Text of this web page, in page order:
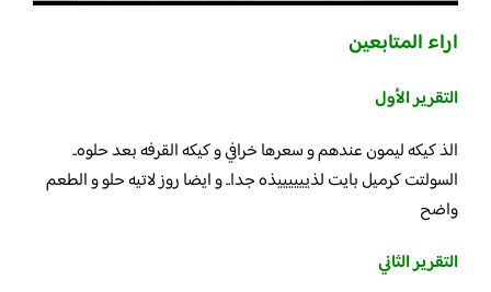
اراء المتابعين
التقرير الأول
الذ كيكه ليمون عندهم و سعرها خرافي و كيكه القرفه بعد حلوه..
السولتت كرميل بايت لذييييييذه جدا.. و ايضا روز لاتيه حلو و الطعم
واضح
التقرير الثاني